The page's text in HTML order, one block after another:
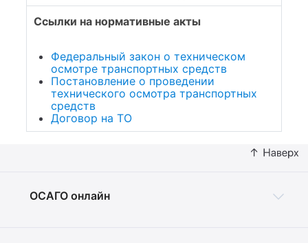
Ссылки на нормативные акты
Федеральный закон о техническом
осмотре транспортных средств
Постановление о проведении
технического осмотра транспортных
средств
Договор на ТО
ОСАГО онлайн